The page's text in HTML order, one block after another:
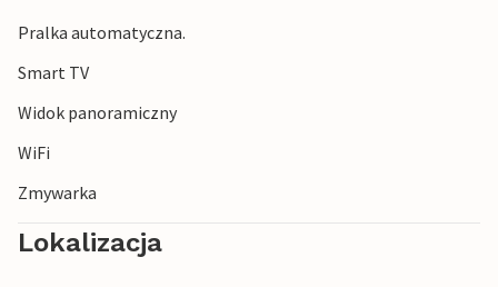
Pralka automatyczna.
Smart TV
Widok panoramiczny
WiFi
Zmywarka
Lokalizacja